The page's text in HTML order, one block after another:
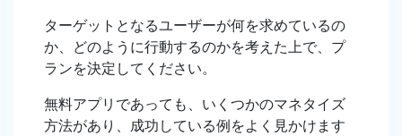
ターゲットとなるユーザーが何を求めているの
か、どのように行動するのかを考えた上で、プ
ランを決定してください。
無料アプリであっても、いくつかのマネタイズ
方法があり、成功している例をよく見かけます